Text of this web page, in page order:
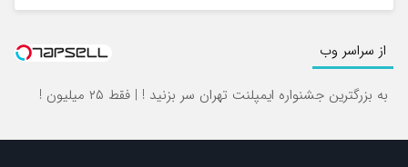
از سراسر وب
به بزرگترین جشنواره ایمپلنت تهران سر بزنید ! | فقط ۲۵ میلیون !